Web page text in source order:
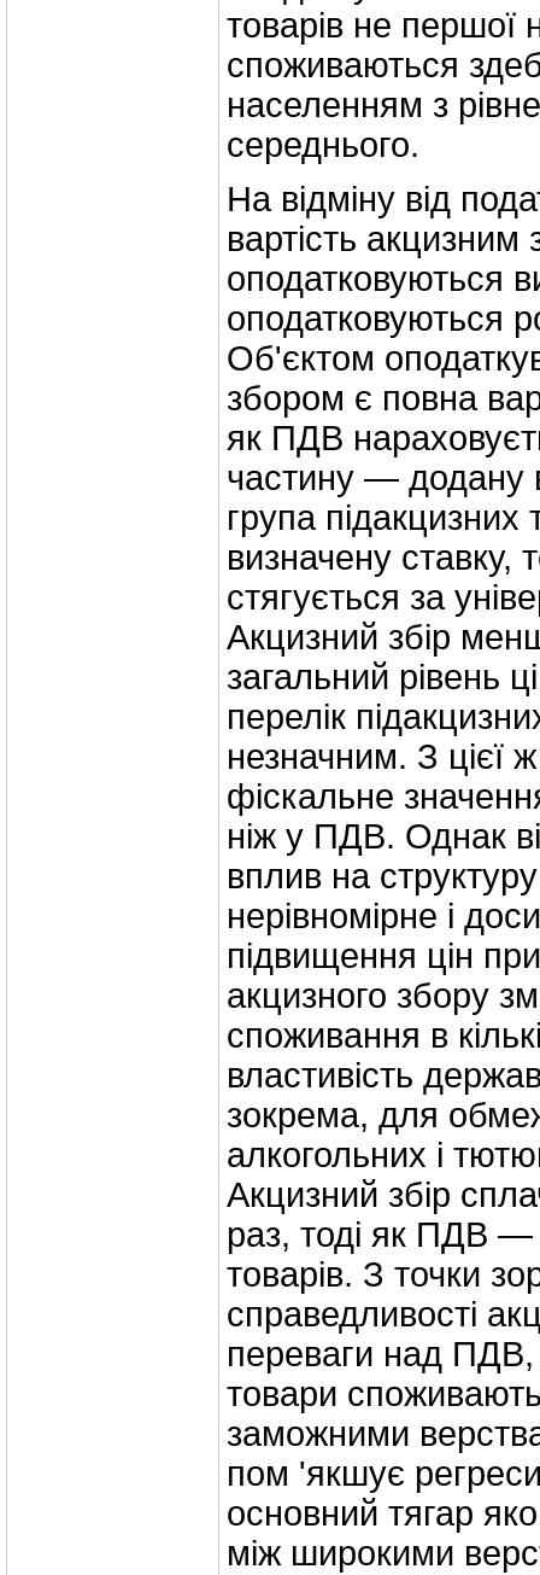
товарів не першої
споживаються
населенням з
середнього.
На відміну від
вартість акцизним
оподатковуються
оподатковуються
Об'єктом
збором є повна
як ПДВ
частину — додану
група підакцизних
визначену ставку,
стягується за
Акцизний збір
загальний рівень
перелік
незначним. З цієї
фіскальне
ніж у ПДВ. Однак
вплив на
нерівномірне і
підвищення цін
акцизного збору
споживання в
властивість
зокрема, для
алкогольних і
Акцизний збір
раз, тоді як ПДВ —
товарів. З точки
справедливості
переваги над ПДВ,
товари
заможними
пом 'якшує
основний тягар
між широкими